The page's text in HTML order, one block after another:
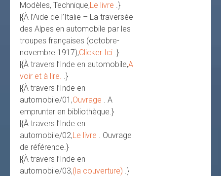
Modèles, Technique,Le livre .}
|{À l’Aide de l’Italie – La traversée
des Alpes en automobile par les
troupes françaises (octobre-
novembre 1917),Clicker Ici .}
|{À travers l’Inde en automobile,A
voir et à lire. .}
|{À travers l’Inde en
automobile/01,Ouvrage . A
emprunter en bibliothèque.}
|{À travers l’Inde en
automobile/02,Le livre . Ouvrage
de référence.}
|{À travers l’Inde en
automobile/03,(la couverture) .}